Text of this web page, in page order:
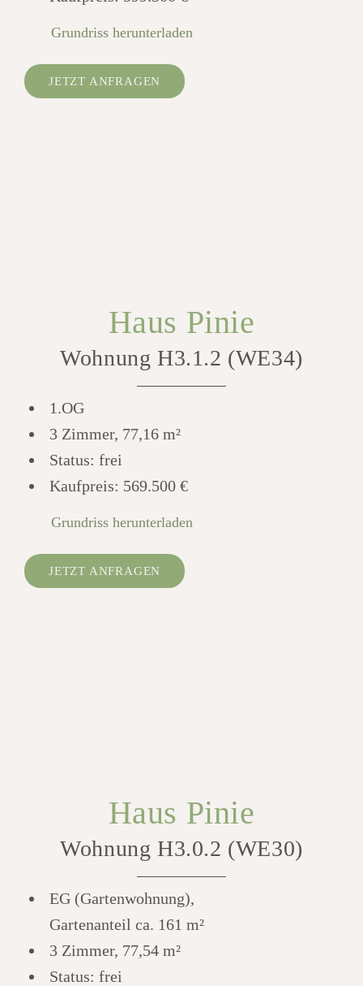
Grundriss herunterladen
JETZT ANFRAGEN
Haus Pinie
Wohnung H3.1.2 (WE34)
1.OG
3 Zimmer, 77,16 m²
Status: frei
Kaufpreis: 569.500 €
Grundriss herunterladen
JETZT ANFRAGEN
Haus Pinie
Wohnung H3.0.2 (WE30)
EG (Gartenwohnung),
Gartenanteil ca. 161 m²
3 Zimmer, 77,54 m²
Status: frei